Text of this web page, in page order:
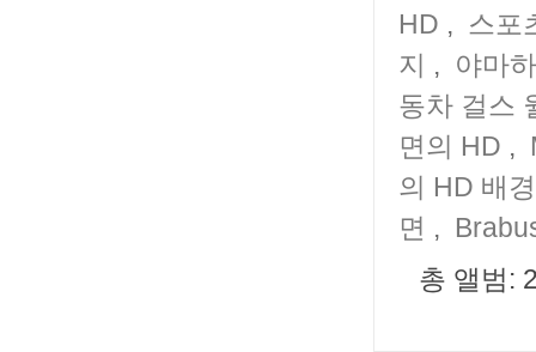
HD , 스포
지 , 야마
동차 걸스
면의 HD ,
의 HD 배
면 ,
총 앨범: